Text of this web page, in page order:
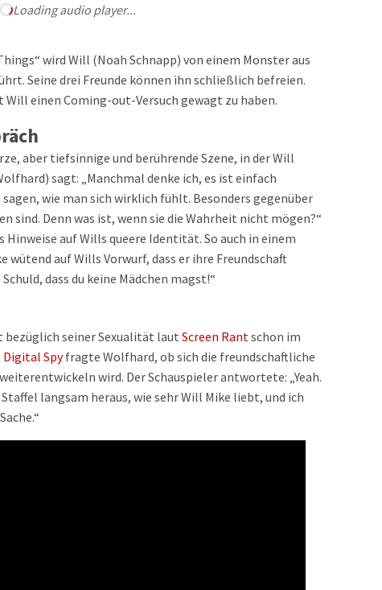
Loading audio player...
wird Will (Noah Schnapp) von einem Monster aus
Seine drei Freunde können ihn schließlich befreien.
einen Coming-out-Versuch gewagt zu haben.
aber tiefsinnige und berührende Szene, in der Will
sagt: „Manchmal denke ich, es ist einfach
wie man sich wirklich fühlt. Besonders gegenüber
sind. Denn was ist, wenn sie die Wahrheit nicht mögen?“
auf Wills queere Identität. So auch in einem
auf Wills Vorwurf, dass er ihre Freundschaft
dass du keine Mädchen magst!“
seiner Sexualität laut Screen Rantschon im
Digital Spyfragte Wolfhard, ob sich die freundschaftliche
wird. Der Schauspieler antwortete: „Yeah.
langsam heraus, wie sehr Will Mike liebt, und ich